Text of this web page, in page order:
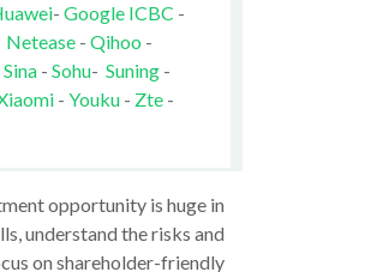
- Google ICBC -
Netease- Qihoo -
Sina- Sohu- Suning-
- Youku - Zte-
opportunity is huge in
understand the risks and
on shareholder-friendly